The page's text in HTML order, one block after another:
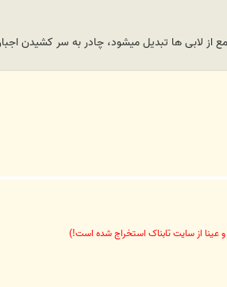
لابی ها تبدیل میشود، چادر به سر کشیدن
و عینا از سایت تابناک استخراج شده است!)